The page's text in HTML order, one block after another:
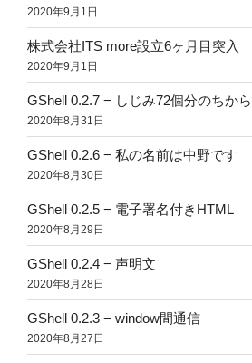
2020年9月1日
株式会社ITS more設立6ヶ月目突入
2020年9月1日
GShell 0.2.7 − しじみ72個分のちから
2020年8月31日
GShell 0.2.6 − 私の名前は中野です
2020年8月30日
GShell 0.2.5 − 電子署名付きHTML
2020年8月29日
GShell 0.2.4 − 声明文
2020年8月28日
GShell 0.2.3 − window間通信
2020年8月27日